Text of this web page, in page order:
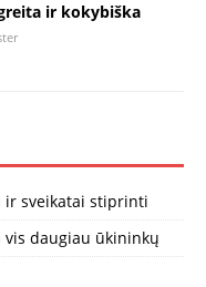
ir kokybiška
ir sveikatai stiprinti
vis daugiau ūkininkų